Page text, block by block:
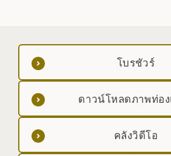
โบรชัวร์
ดาวน์โหลดภาพท่อง
คลังวิดีโอ